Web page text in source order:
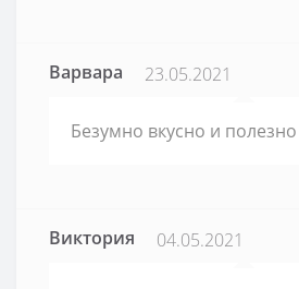
Варвара 23.05.2021
Безумно вкусно и полезно
Виктория 04.05.2021